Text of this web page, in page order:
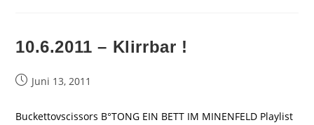
10.6.2011 – Klirrbar !
BeitragJuni 13, 2011
Buckettovscissors B°TONG EIN BETT IM MINENFELD Playlist